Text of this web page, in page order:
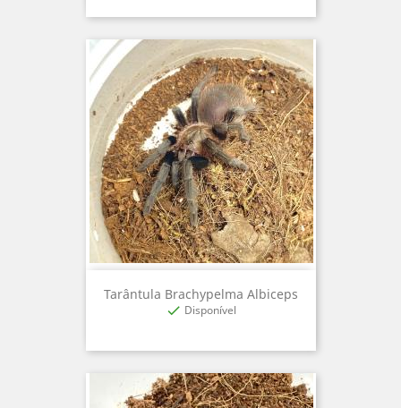
Tarântula Brachypelma Albiceps
 Disponível